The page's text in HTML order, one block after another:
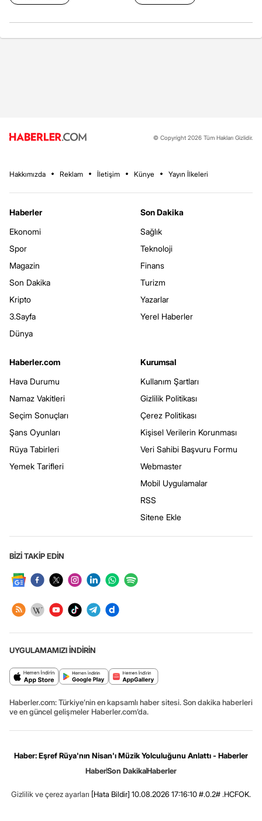
© Copyright 2026 Tüm Hakları Gizlidir.
Hakkımızda Reklam İletişim Künye Yayın İlkeleri
Haberler
Ekonomi
Spor
Magazin
Son Dakika
Kripto
3.Sayfa
Dünya
Son Dakika
Sağlık
Teknoloji
Finans
Turizm
Yazarlar
Yerel Haberler
Haberler.com
Hava Durumu
Namaz Vakitleri
Seçim Sonuçları
Şans Oyunları
Rüya Tabirleri
Yemek Tarifleri
Kurumsal
Kullanım Şartları
Gizlilik Politikası
Çerez Politikası
Kişisel Verilerin Korunması
Veri Sahibi Başvuru Formu
Webmaster
Mobil Uygulamalar
RSS
Sitene Ekle
BİZİ TAKİP EDİN
UYGULAMAMIZI İNDİRİN
Haberler.com: Türkiye’nin en kapsamlı haber sitesi. Son dakika haberleri
ve en güncel gelişmeler Haberler.com’da.
Haber: Eşref Rüya'nın Nisan'ı Müzik Yolculuğunu Anlattı - Haberler
HaberSon DakikaHaberler
Gizlilik ve çerez ayarları [Hata Bildir] 10.08.2026 17:16:10 #.0.2# .HCFOK.